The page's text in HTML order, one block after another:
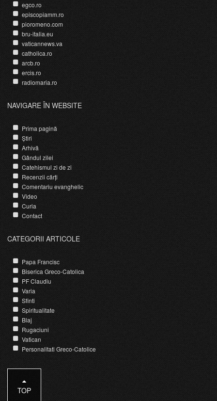
egco.ro
episcopiamm.ro
pioromeno.com
bru-italia.eu
vaticannews.va
catholica.ro
arcb.ro
ercis.ro
radiomaria.ro
NAVIGARE ÎN WEBSITE
Prima pagină
Știri
Arhivă
Gândul zilei
Catehismul zi de zi
Recenzii cărți
Comentariu evanghelic
Video
Curia
Contact
CATEGORII ARTICOLE
Papa Francisc
Biserica Greco-Catolica
PF Claudiu
Varia
Sfinti
Spiritualitate
Blaj
Rugaciuni
Vatican
Personalitati Greco-Catolice
TOP